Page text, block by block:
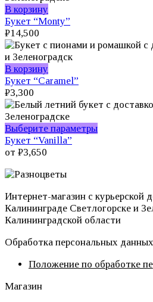
В корзину
Букет “Monty”
₽14,500
В корзину
Букет “Caramel”
₽3,300
Выберите параметрыЭтот
можно
выбрать
на
товара.
Букет “Vanilla”
от ₽3,650
Интернет-магазин с курьерской
Калининграде Светлогорске и
Калининградской области
Обработка персональных данных
Положение по обработке
Магазин